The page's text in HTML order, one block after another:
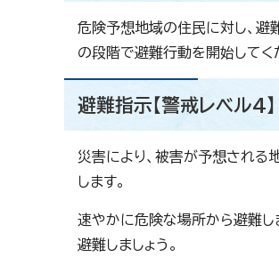
危険予想地域の住民に対し、避
の段階で避難行動を開始してく
避難指示【警戒レベル4】
災害により、被害が予想され
します。
速やかに危険な場所から避難し
避難しましょう。